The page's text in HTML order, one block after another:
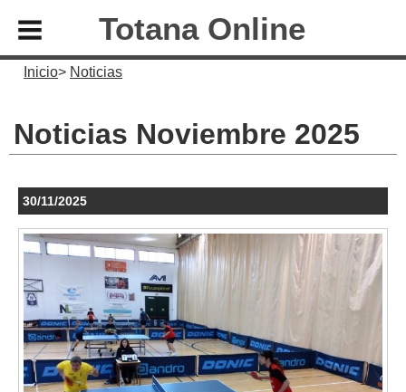
Totana Online
Inicio Noticias
Noticias Noviembre 2025
30/11/2025